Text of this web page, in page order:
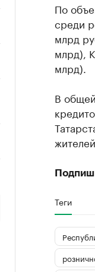
По
среди
млрд
млрд),
млрд).
В
Теги